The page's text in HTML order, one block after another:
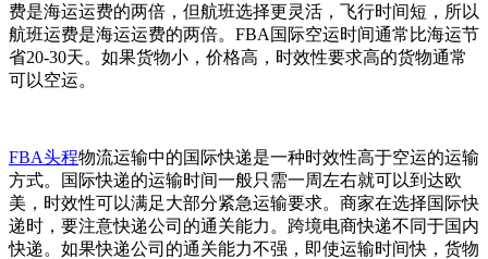
费是海运运费的两倍，但航班选择更灵活，飞行时间短，所以
航班运费是海运运费的两倍。FBA国际空运时间通常比海运节
省20-30天。如果货物小，价格高，时效性要求高的货物通常
可以空运。
FBA头程物流运输中的国际快递是一种时效性高于空运的运输
方式。国际快递的运输时间一般只需一周左右就可以到达欧
美，时效性可以满足大部分紧急运输要求。商家在选择国际快
递时，要注意快递公司的通关能力。跨境电商快递不同于国内
快递。如果快递公司的通关能力不强，即使运输时间快，货物